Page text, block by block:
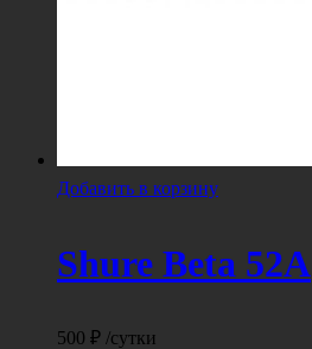
Добавить в корзину
Shure Beta 52A
500 ₽ /сутки